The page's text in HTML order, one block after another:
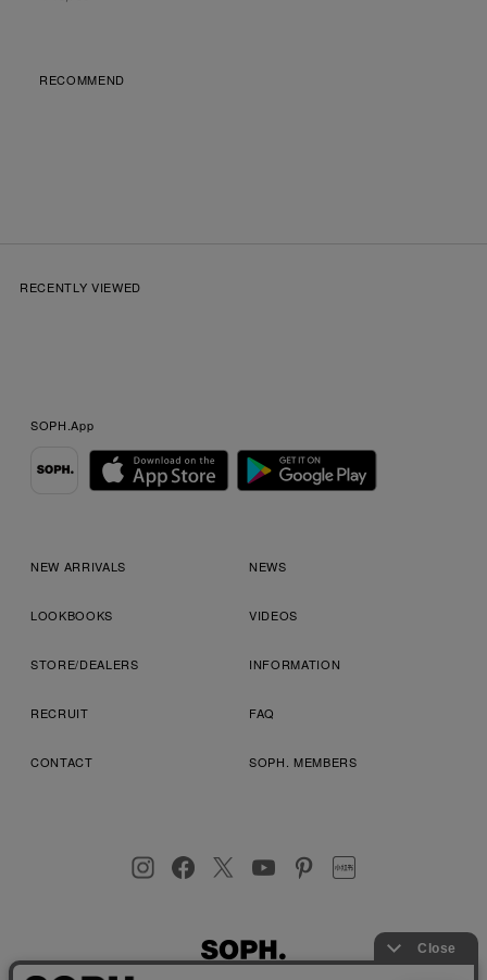
RECOMMEND
RECENTLY VIEWED
SOPH.App
NEW ARRIVALS NEWS
LOOKBOOKS VIDEOS
STORE/DEALERS INFORMATION
RECRUIT FAQ
CONTACT SOPH. MEMBERS